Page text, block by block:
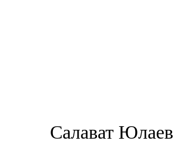
Салават Юлаев